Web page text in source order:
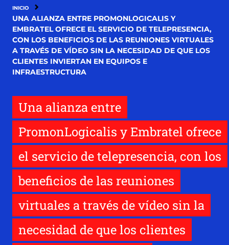
INICIO
UNA ALIANZA ENTRE PROMONLOGICALIS Y
EMBRATEL OFRECE EL SERVICIO DE TELEPRESENCIA,
CON LOS BENEFICIOS DE LAS REUNIONES VIRTUALES
A TRAVÉS DE VÍDEO SIN LA NECESIDAD DE QUE LOS
CLIENTES INVIERTAN EN EQUIPOS E
INFRAESTRUCTURA
Una alianza entre
PromonLogicalis y Embratel ofrece
el servicio de telepresencia, con los
beneficios de las reuniones
virtuales a través de vídeo sin la
necesidad de que los clientes